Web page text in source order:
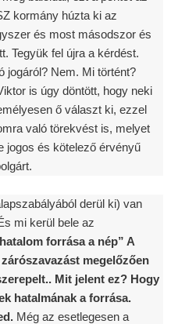
kormány húzta ki az
és most másodszor és
Tegyük fel újra a kérdést.
jogáról? Nem. Mi történt?
is úgy döntött, hogy neki
ő választ ki, ezzel
való törekvést is, melyet
jogos és kötelező érvényű
derül ki) van
mi kerül bele az
forrása a nép” A
megelőzően
Mit jelent ez? Hogy
hatalmának a forrása.
Még az esetlegesen a